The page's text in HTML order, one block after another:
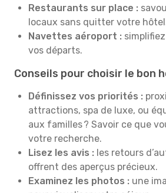
Restaurants sur place :
locaux sans quitter votre
Navettes aéroport :
vos départs.
Conseils pour choisir le bon
Définissez vos priorités :
attractions, spa de luxe, ou
aux familles ? Savoir ce que
votre recherche.
Lisez les avis : les retours
offrent des aperçus précieux.
Examinez les photos : une